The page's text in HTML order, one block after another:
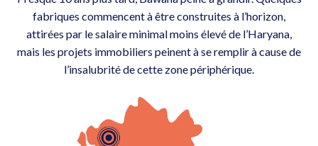
fabriques commencent à être construites à l’horizon,
attirées par le salaire minimal moins élevé de l’Haryana,
mais les projets immobiliers peinent à se remplir à cause de
l’insalubrité de cette zone périphérique.